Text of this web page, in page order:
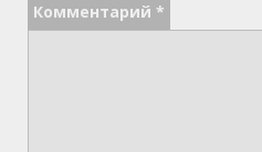
Комментарий *